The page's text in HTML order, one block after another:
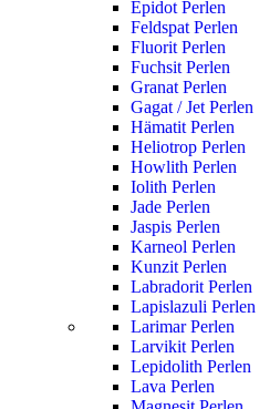
Epidot Perlen
Feldspat Perlen
Fluorit Perlen
Fuchsit Perlen
Granat Perlen
Gagat / Jet Perlen
Hämatit Perlen
Heliotrop Perlen
Howlith Perlen
Iolith Perlen
Jade Perlen
Jaspis Perlen
Karneol Perlen
Kunzit Perlen
Labradorit Perlen
Lapislazuli Perlen
Larimar Perlen
Larvikit Perlen
Lepidolith Perlen
Lava Perlen